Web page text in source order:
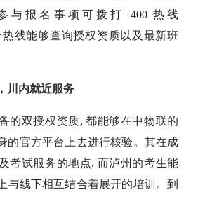
与报名事项可拨打 400 热线
热线能够查询授权资质以及最新班
川内就近服务
的双授权资质, 都能够在中物联的
的官方平台上去进行核验。其在成
考试服务的地点, 而泸州的考生能
与线下相互结合着展开的培训。到